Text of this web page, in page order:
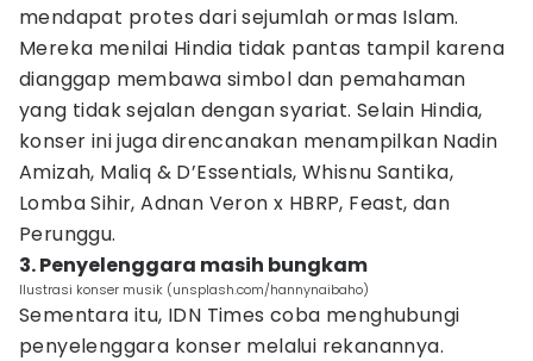
mendapat protes dari sejumlah ormas Islam.
Mereka menilai Hindia tidak pantas tampil karena
dianggap membawa simbol dan pemahaman
yang tidak sejalan dengan syariat. Selain Hindia,
konser ini juga direncanakan menampilkan Nadin
Amizah, Maliq & D’Essentials, Whisnu Santika,
Lomba Sihir, Adnan Veron x HBRP, Feast, dan
Perunggu.
3. Penyelenggara masih bungkam
Ilustrasi konser musik (unsplash.com/hannynaibaho)
Sementara itu, IDN Times coba menghubungi
penyelenggara konser melalui rekanannya.